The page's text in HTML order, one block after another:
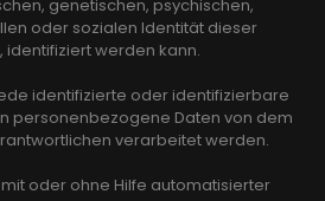
genetischen, psychischen,
oder sozialen Identität dieser
identifiziert werden kann.
identifizierte oder identifizierbare
personenbezogene Daten von dem
verarbeitet werden.
oder ohne Hilfe automatisierter